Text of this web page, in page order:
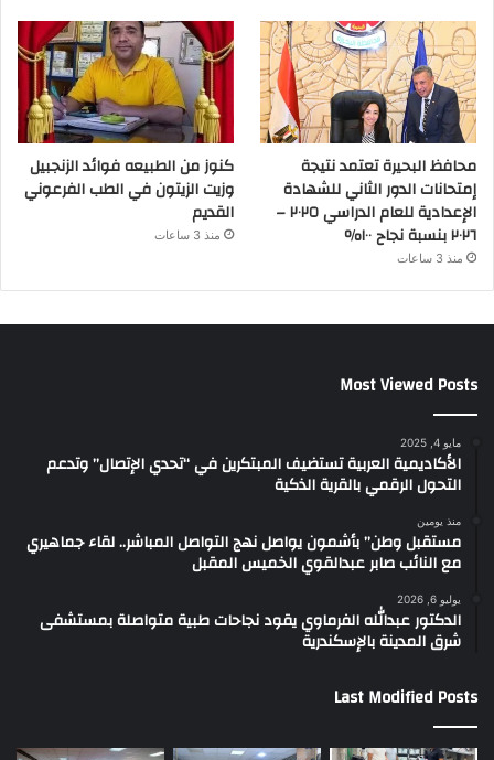
محافظ البحيرة تعتمد نتيجة
إمتحانات الدور الثاني للشهادة
الإعدادية للعام الدراسي ٢٠٢٥ –
٢٠٢٦ بنسبة نجاح ١٠٠٪
منذ 3 ساعات
كنوز من الطبيعه فوائد الزنجبيل
وزيت الزيتون في الطب الفرعوني
القديم
منذ 3 ساعات
Most Viewed Posts
مايو 4, 2025
الأكاديمية العربية تستضيف المبتكرين في “تحدي الإتصال” وتدعم
التحول الرقمي بالقرية الذكية
منذ يومين
مستقبل وطن” بأشمون يواصل نهج التواصل المباشر.. لقاء جماهيري
مع النائب صابر عبدالقوي الخميس المقبل
يوليو 6, 2026
الدكتور عبدالله الفرماوي يقود نجاحات طبية متواصلة بمستشفى
شرق المدينة بالإسكندرية
Last Modified Posts